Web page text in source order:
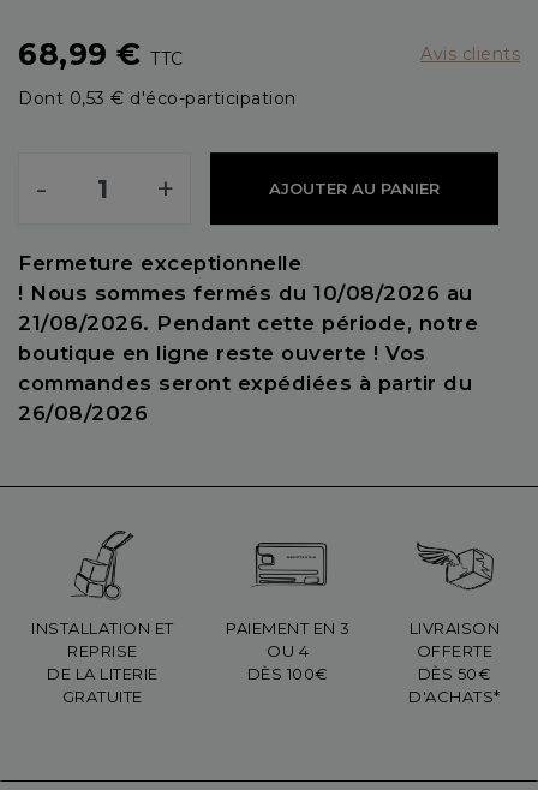
68,99 € TTC
Dont 0,53 € d'éco-participation
Avis clients
- + AJOUTER AU PANIER
Fermeture exceptionnelle
! Nous sommes fermés du 10/08/2026 au
21/08/2026. Pendant cette période, notre
boutique en ligne reste ouverte ! Vos
commandes seront expédiées à partir du
26/08/2026
INSTALLATION ET
REPRISE
DE LA LITERIE
GRATUITE
PAIEMENT EN 3
OU 4
DÈS 100€
LIVRAISON
OFFERTE
DÈS 50€
D'ACHATS*